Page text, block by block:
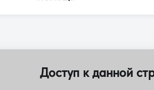
Доступ к данной